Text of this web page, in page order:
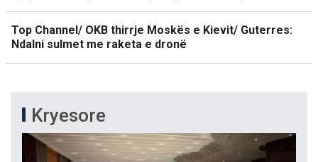
Top Channel/ OKB thirrje Moskës e Kievit/ Guterres:
Ndalni sulmet me raketa e dronë
Kryesore